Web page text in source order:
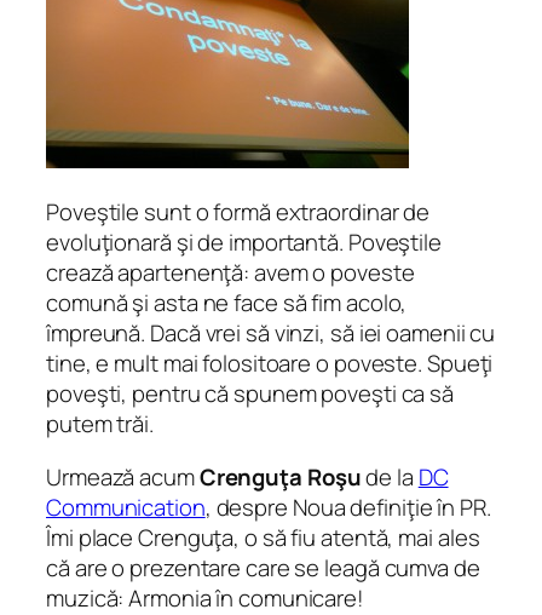
Poveştile sunt o formă extraordinar de
evoluţionară şi de importantă. Poveştile
crează apartenenţă: avem o poveste
comună şi asta ne face să fim acolo,
împreună. Dacă vrei să vinzi, să iei oamenii cu
tine, e mult mai folositoare o poveste. Spueţi
poveşti, pentru că spunem poveşti ca să
putem trăi.
Urmează acumCrenguţa Roşude la DC
Communication, despre Noua definiţie în PR.
Îmi place Crenguţa, o să fiu atentă, mai ales
că are o prezentare care se leagă cumva de
muzică: Armonia în comunicare!